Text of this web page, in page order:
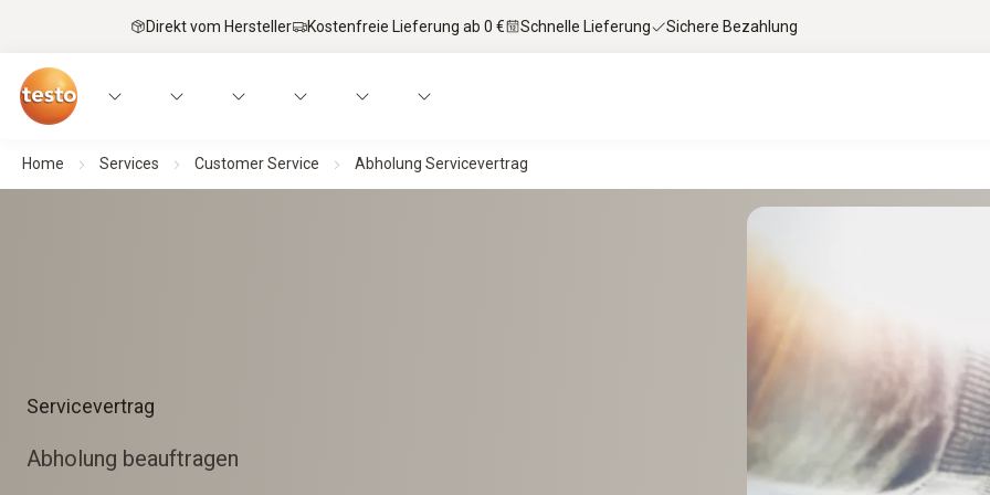
Direkt vom Hersteller Kostenfreie Lieferung ab 0 € Schnelle Lieferung Sichere Bezahlung
Home Services Customer Service Abholung Servicevertrag
Servicevertrag
Abholung beauftragen